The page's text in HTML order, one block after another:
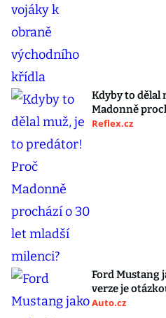
Kdyby to dělal
Madonně
Reflex.cz
Ford Mustang
verze je
Auto.cz